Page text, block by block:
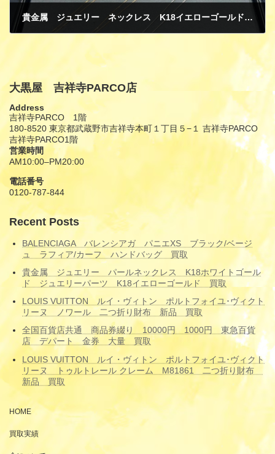
貴金属 ジュエリー ネックレス K18イエローゴールド PT850 ダイヤモンド 買取
大黒屋 吉祥寺PARCO店
Address
吉祥寺PARCO 1階
180-8520 東京都武蔵野市吉祥寺本町１丁目５−１ 吉祥寺PARCO
吉祥寺PARCO1階
営業時間
AM10:00–PM20:00
電話番号
0120-787-844
Recent Posts
BALENCIAGA バレンシアガ パニエXS ブラック/ベージ
ュ ラフィア/カーフ ハンドバッグ 買取
貴金属 ジュエリー パールネックレス K18ホワイトゴール
ド ジュエリーパーツ K18イエローゴールド 買取
LOUIS VUITTON ルイ・ヴィトン ポルトフォイユ･ヴィクト
リーヌ ノワール 二つ折り財布 新品 買取
全国百貨店共通 商品券綴り 10000円 1000円 東急百貨
店 デパート 金券 大量 買取
LOUIS VUITTON ルイ・ヴィトン ポルトフォイユ･ヴィクト
リーヌ トゥルトレール クレーム M81861 二つ折り財布
新品 買取
HOME
買取実績